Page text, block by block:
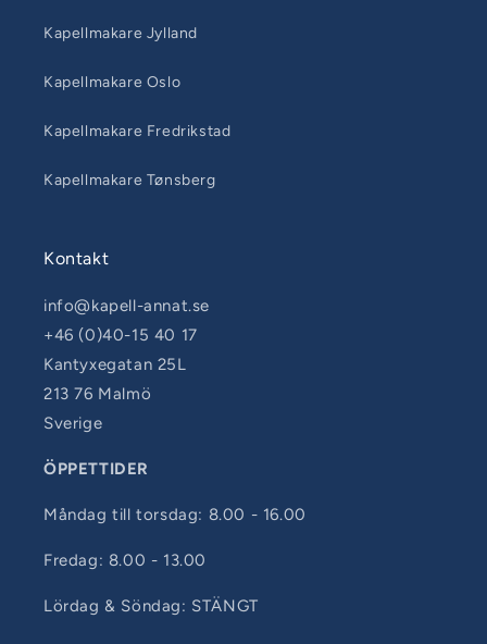
Kapellmakare Jylland
Kapellmakare Oslo
Kapellmakare Fredrikstad
Kapellmakare Tønsberg
Kontakt
info@kapell-annat.se
+46 (0)40-15 40 17
Kantyxegatan 25L
213 76 Malmö
Sverige
ÖPPETTIDER
Måndag till torsdag: 8.00 - 16.00
Fredag: 8.00 - 13.00
Lördag & Söndag: STÄNGT